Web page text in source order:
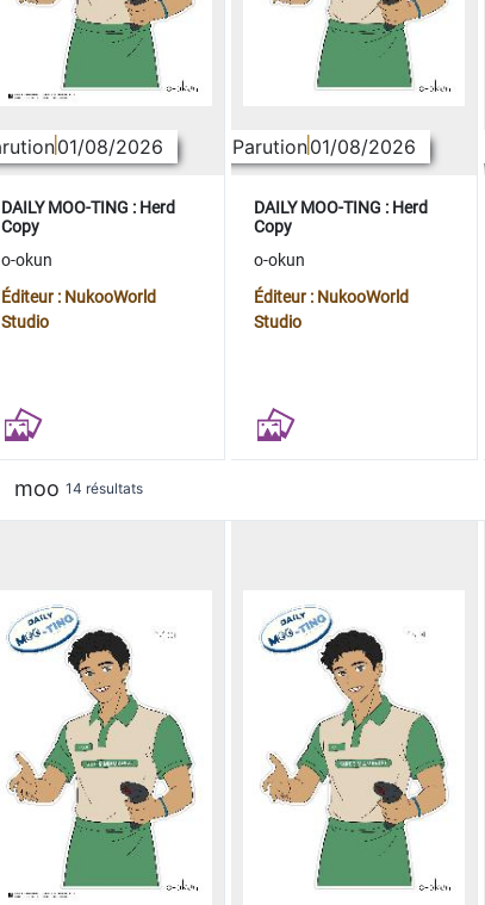
01/08/2026
DAILY MOO-TING : Herd
Copy
o-okun
Éditeur : NukooWorld
Studio
Parution01/08/2026
DAILY MOO-TING : Herd
Copy
o-okun
Éditeur : NukooWorld
Studio
moo 14 résultats